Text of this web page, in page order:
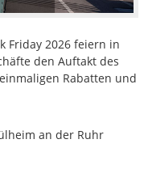
Friday 2026 feiern in
den Auftakt des
Rabatten und
an der Ruhr